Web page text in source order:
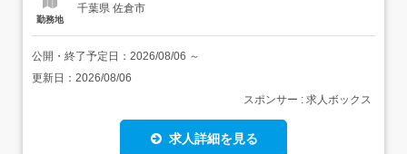
勤務地
千葉県 佐倉市
公開・終了予定日： 2026/08/06 ～
更新日： 2026/08/06
スポンサー : 求人ボックス
求人詳細を見る